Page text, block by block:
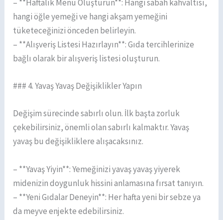
– **Haftalık Menü Oluşturun**: Hangi sabah kahvaltısı,
hangi öğle yemeği ve hangi akşam yemeğini
tüketeceğinizi önceden belirleyin.
– **Alışveriş Listesi Hazırlayın**: Gıda tercihlerinize
bağlı olarak bir alışveriş listesi oluşturun.
### 4. Yavaş Yavaş Değişiklikler Yapın
Değişim sürecinde sabırlı olun. İlk başta zorluk
çekebilirsiniz, önemli olan sabırlı kalmaktır. Yavaş
yavaş bu değişikliklere alışacaksınız.
– **Yavaş Yiyin**: Yemeğinizi yavaş yavaş yiyerek
midenizin doygunluk hissini anlamasına fırsat tanıyın.
– **Yeni Gıdalar Deneyin**: Her hafta yeni bir sebze ya
da meyve enjekte edebilirsiniz.